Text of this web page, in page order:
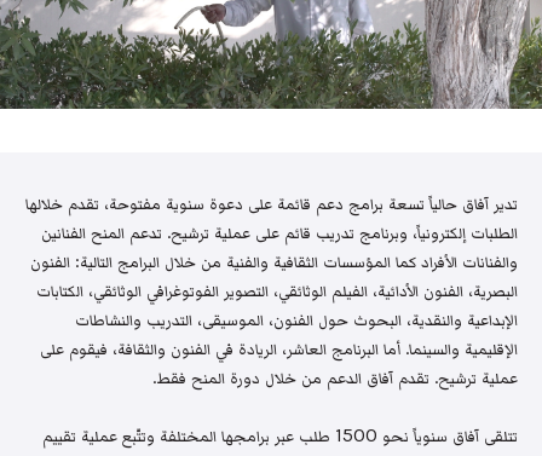
تدير آفاق حالياً تسعة برامج دعم قائمة على دعوة سنوية مفتوحة، تقدم خلالها
الطلبات إلكترونياً، وبرنامج تدريب قائم على عملية ترشيح. تدعم المنح الفنانين
والفنانات الأفراد كما المؤسسات الثقافية والفنية من خلال البرامج التالية: الفنون
البصرية، الفنون الأدائية، الفيلم الوثائقي، التصوير الفوتوغرافي الوثائقي، الكتابات
الإبداعية والنقدية، البحوث حول الفنون، الموسيقى، التدريب والنشاطات
الإقليمية والسينما. أما البرنامج العاشر، الريادة في الفنون والثقافة، فيقوم على
عملية ترشيح. تقدم آفاق الدعم من خلال دورة المنح فقط.
تتلقى آفاق سنوياً نحو 1500 طلب عبر برامجها المختلفة وتتّبع عملية تقييم